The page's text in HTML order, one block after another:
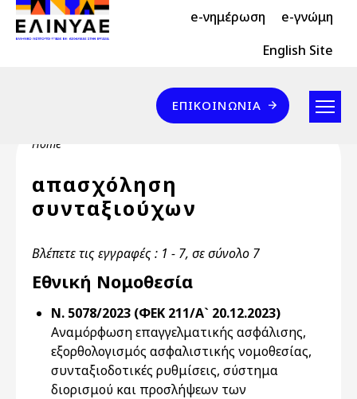
Skip to main content
Header Top 2 e-νημέρωση e-γνώμη
Header Top English Site
Επικοινωνία
ΕΠΙΚΟΙΝΩΝΊΑ
Breadcrumb
Home
απασχόληση
συνταξιούχων
Βλέπετε τις εγγραφές : 1 - 7, σε σύνολο 7
Εθνική Νομοθεσία
Ν. 5078/2023 (ΦΕΚ 211/Α` 20.12.2023)
Αναμόρφωση επαγγελματικής ασφάλισης,
εξορθολογισμός ασφαλιστικής νομοθεσίας,
συνταξιοδοτικές ρυθμίσεις, σύστημα
διορισμού και προσλήψεων των